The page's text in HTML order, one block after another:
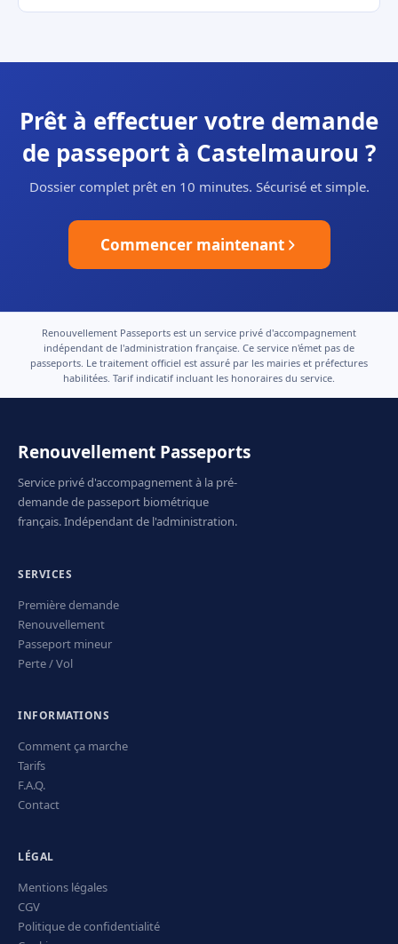
Prêt à effectuer votre demande
de passeport à Castelmaurou ?
Dossier complet prêt en 10 minutes. Sécurisé et simple.
Commencer maintenant
Renouvellement Passeports est un service privé d'accompagnement
indépendant de l'administration française. Ce service n'émet pas de
passeports. Le traitement officiel est assuré par les mairies et préfectures
habilitées. Tarif indicatif incluant les honoraires du service.
Renouvellement Passeports
Service privé d'accompagnement à la pré-
demande de passeport biométrique
français. Indépendant de l'administration.
SERVICES
Première demande
Renouvellement
Passeport mineur
Perte / Vol
INFORMATIONS
Comment ça marche
Tarifs
F.A.Q.
Contact
LÉGAL
Mentions légales
CGV
Politique de confidentialité